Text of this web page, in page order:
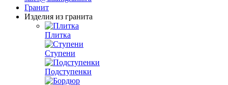
Гранит
Изделия из гранита
Плитка
Ступени
Подступенки